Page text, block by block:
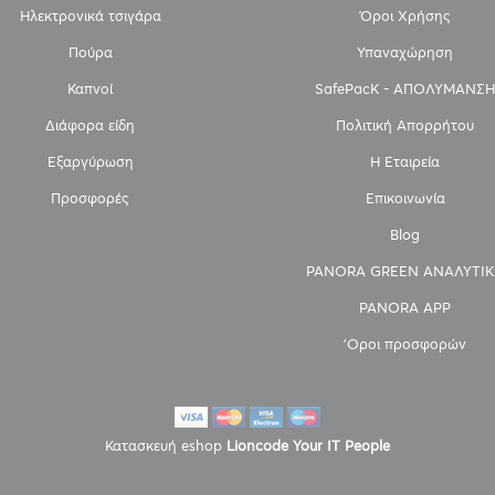
Ηλεκτρονικά τσιγάρα
Πούρα
Καπνοί
Διάφορα είδη
Εξαργύρωση
Προσφορές
Όροι Χρήσης
Υπαναχώρηση
SafePacK - ΑΠΟΛΥΜΑΝΣΗ
Πολιτική Απορρήτου
Η Εταιρεία
Επικοινωνία
Blog
PANORA GREEN
PANORA APP
'Οροι προσφορών
Κατασκευή eshop Lioncode Your IT People